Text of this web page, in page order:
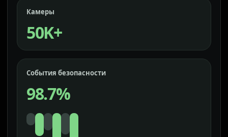
Камеры
50K+
События безопасности
98.7%